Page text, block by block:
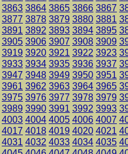
3863 3864 3865 3866 3867
3877 3878 3879 3880 3881
3891 3892 3893 3894 3895
3905 3906 3907 3908 3909
3919 3920 3921 3922 3923
3933 3934 3935 3936 3937
3947 3948 3949 3950 3951
3961 3962 3963 3964 3965
3975 3976 3977 3978 3979
3989 3990 3991 3992 3993
4003 4004 4005 4006 4007
4017 4018 4019 4020 4021
4031 4032 4033 4034 4035